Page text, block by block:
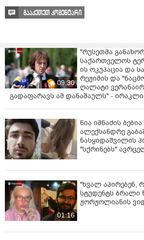
ვართ ამ სიბინძურეს და ჩემს
სამწუხაროდ, შეხლა-შემოხლა ვერ
ადამიანები ვცდილობდით, რომ ეს
ადასტურებს თავად ვატო წერეთელი და
თანხმლები ქალბატონი კოლეგა.
შეფასებებზე, ფაქტებზე, ვისაუბროთ მას
გასაჯაროვდება კადრები", -
გააკეთეთ კომენტარი
09:30
"რუსეთმა
საქართველოს
ის ოკუპაცია და
რეჟიმის და
ღალატი
გადაფარავს ამ დანაშაულს" - ირაკლი
ნია იმნაძის
ალექსანდრე
ნასყიდაშვილის
"სქრინებს"
01:16
"ხვალ აპირებენ,
სტუდენტს ბრალი
ჟორჟოლიანის